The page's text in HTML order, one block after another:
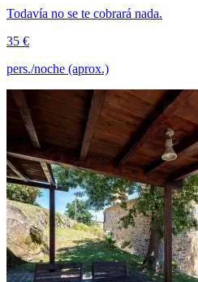
Todavía no se te cobrará nada.
35 €
pers./noche (aprox.)